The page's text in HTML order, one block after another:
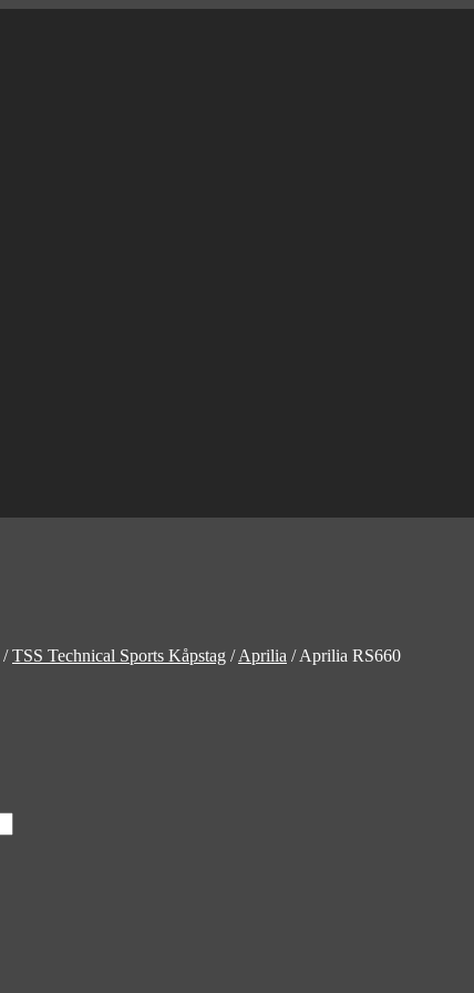
/TSS Technical Sports Kåpstag /Aprilia /Aprilia RS660